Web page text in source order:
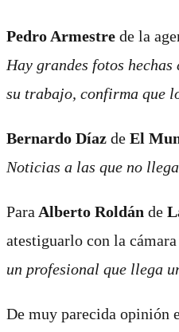
Pedro Armestre de la
Hay grandes fotos
su trabajo, confirma que
Bernardo Díaz de El
Noticias a las que no
Para Alberto Roldán de
atestiguarlo con la
un profesional que llega
De muy parecida opinión